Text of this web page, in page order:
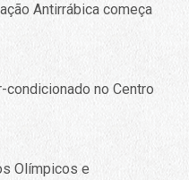
Antirrábica começa
condicionado no Centro
Olímpicos e